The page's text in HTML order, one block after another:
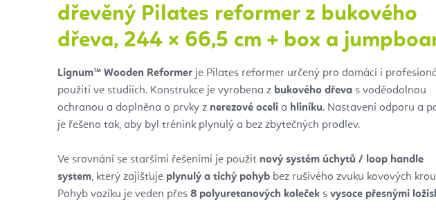
dřevěný Pilates reformer z bukového
dřeva, 244 × 66,5 cm + box a
Lignum™ Wooden Reformer je Pilates reformer určený pro domácí i
použití ve studiích. Konstrukce je vyrobena z bukového dřeva s voděodolnou
ochranou a doplněna o prvky z nerezové oceli a hliníku. Nastavení odporu a
je řešeno tak, aby byl trénink plynulý a bez zbytečných prodlev.
Ve srovnání se staršími řešeními je použit nový systém úchytů / loop handle
system, který zajišťuje plynulý a tichý pohyb bez rušivého zvuku kovových
Pohyb vozíku je veden přes 8 polyuretanových koleček s vysoce přesnými